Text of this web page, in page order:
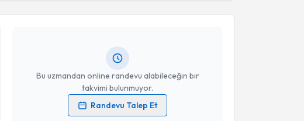
Bu uzmandan online randevu alabileceğin bir
takvimi bulunmuyor.
Randevu Talep Et
Psk. Sümeyye Karacaiçin randevu takvimi talebi oluşturun.
Size bu uzmandan randevu almanız için bir takvim
Kişisel verilerimin işlenmesine ilişkinAydınlatma Metni
Randevu Takvimi Talebi